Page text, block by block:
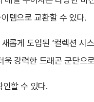
템으로 교환할 수 있다.
롭게 도입된 ‘컬렉션 시
강력한 드래곤 군단으
인할 수 있다.